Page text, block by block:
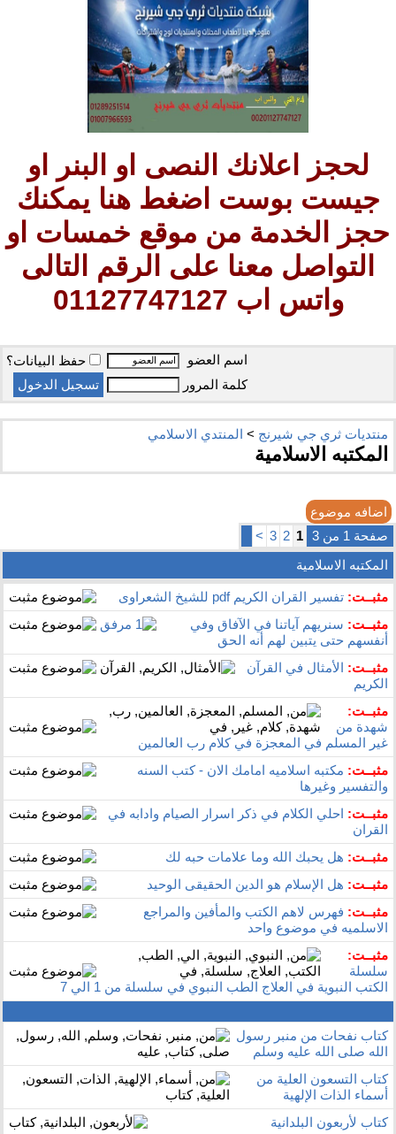
لحجز اعلانك النصى او البنر او
جيست بوست اضغط هنا يمكنك
حجز الخدمة من موقع خمسات او
التواصل معنا على الرقم التالى
واتس اب 01127747127
اسم العضو
حفظ البيانات؟
كلمة المرور
منتديات ثري جي شيرنج > المنتدي الاسلامي
المكتبه الاسلامية
اضافه موضوع
صفحة 1 من 3
1
2
3
>
المكتبه الاسلامية
مثبــت: تفسير القران الكريم pdf للشيخ الشعراوى
مثبــت: سنريهم آياتنا في الآفاق وفي
أنفسهم حتى يتبين لهم أنه الحق
مثبــت: الأمثال في القرآن
الكريم
مثبــت:
شهدة من
غير المسلم في المعجزة في كلام رب العالمين
مثبــت: مكتبه اسلاميه امامك الان - كتب السنه
والتفسير وغيرها
مثبــت: احلي الكلام في ذكر اسرار الصيام وادابه في
القران
مثبــت: هل يحبك الله وما علامات حبه لك
مثبــت: هل الإسلام هو الدين الحقيقى الوحيد
مثبــت: فهرس لاهم الكتب والمأفين والمراجع
الاسلميه في موضوع واحد
مثبــت:
سلسلة
الكتب النبوية في العلاج الطب النبوي في سلسلة من 1 الي 7
كتاب نفحات من منبر رسول
الله صلى الله عليه وسلم
كتاب التسعون العلية من
أسماء الذات الإلهية
كتاب لأربعون البلدانية